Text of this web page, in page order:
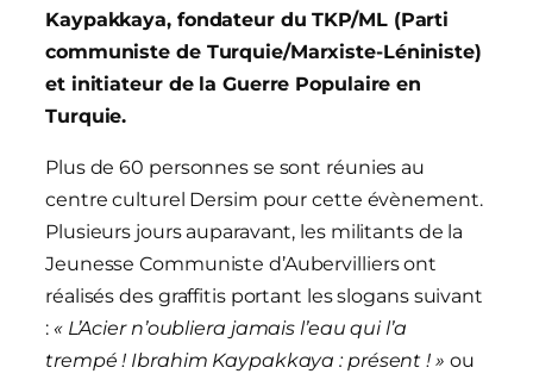
Kaypakkaya, fondateur du TKP/ML (Parti
communiste de Turquie/Marxiste-Léniniste)
et initiateur de la Guerre Populaire en
Turquie.
Plus de 60 personnes se sont réunies au
centre culturel Dersim pour cette évènement.
Plusieurs jours auparavant, les militants de la
Jeunesse Communiste d’Aubervilliers ont
réalisés des graffitis portant les slogans suivant
: « L’Acier n’oubliera jamais l’eau qui l’a
trempé ! Ibrahim Kaypakkaya : présent ! » ou